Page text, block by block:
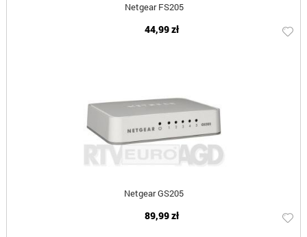
Netgear FS205
44,99 zł
Netgear GS205
89,99 zł